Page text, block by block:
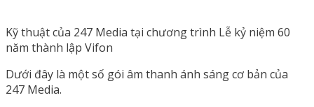
Kỹ thuật của 247 Media tại chương trình Lễ kỷ niệm 60
năm thành lập Vifon
Dưới đây là một số gói âm thanh ánh sáng cơ bản của
247 Media.